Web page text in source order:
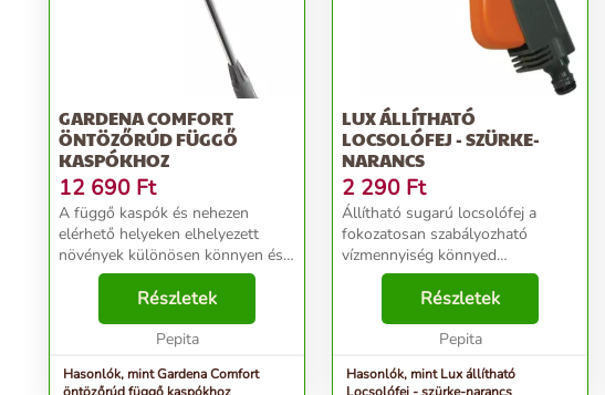
GARDENA COMFORT
ÖNTÖZŐRÚD FÜGGŐ
KASPÓKHOZ
12 690 Ft
A függő kaspók és nehezen
elérhető helyeken elhelyezett
növények különösen könnyen és
pontosan öntözhetők, ha a
következő dönthető fejű terméket
használjuk: Comfort öntözőrúd
függő kaspókhoz. A folyam...
Részletek
Pepita
Hasonlók, mint Gardena Comfort
LUX ÁLLÍTHATÓ
LOCSOLÓFEJ - SZÜRKE-
NARANCS
2 290 Ft
Állítható sugarú locsolófej a
fokozatosan szabályozható
vízmennyiség könnyed
beállításához. Ergonomikus
markolatának köszönhetően
locsolás közben mindig
kényelmes fogást biztosít. Túl
Részletek
Pepita
Hasonlók, mint Lux állítható